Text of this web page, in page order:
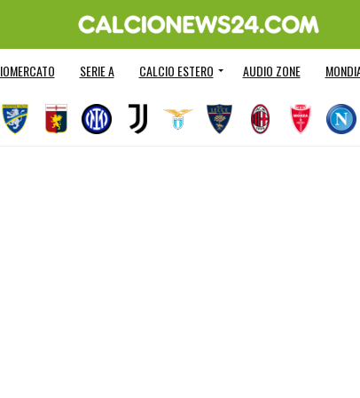
SERIE A CALCIO ESTERO AUDIO ZONE